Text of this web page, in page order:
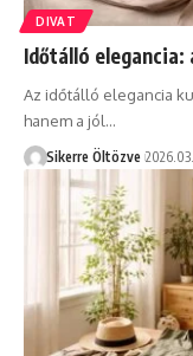
DIVAT
Időtálló
Az időtálló elegancia
hanem a jól…
Sikerre Öltözve